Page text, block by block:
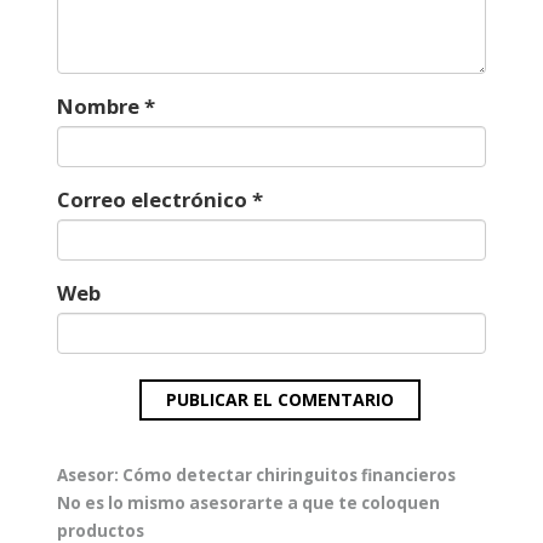
Nombre*
Correo electrónico *
Web
Navegación
de
entradas
Entrada
anterior:
Asesor: Cómo detectar chiringuitos financieros
Entrada
siguiente:
No es lo mismo asesorarte a que te coloquen
productos